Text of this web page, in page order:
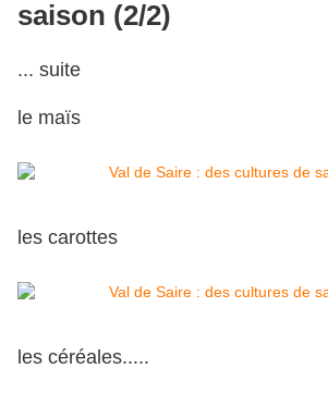
saison (2/2)
... suite
le maïs
les carottes
les céréales.....